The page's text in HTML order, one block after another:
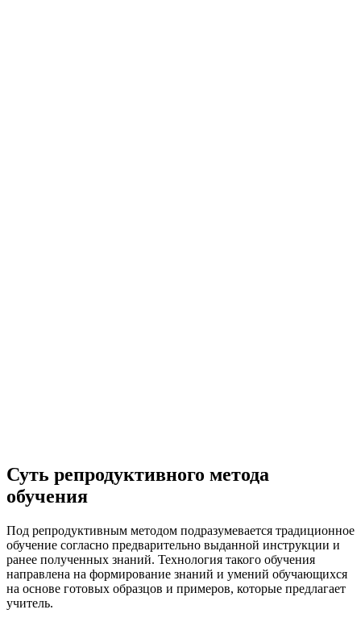
Суть репродуктивного метода
обучения
Под репродуктивным методом подразумевается традиционное
обучение согласно предварительно выданной инструкции и
ранее полученных знаний. Технология такого обучения
направлена на формирование знаний и умений обучающихся
на основе готовых образцов и примеров, которые предлагает
учитель.